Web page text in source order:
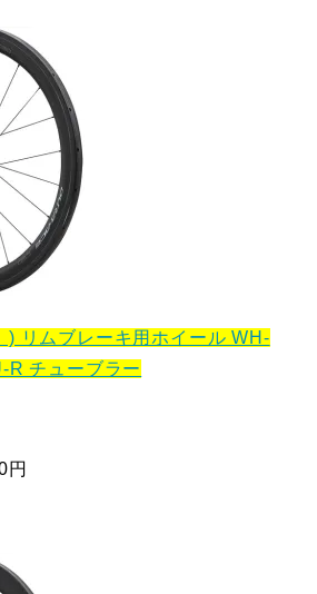
) リムブレーキ用ホイール WH-
R チューブラー
円